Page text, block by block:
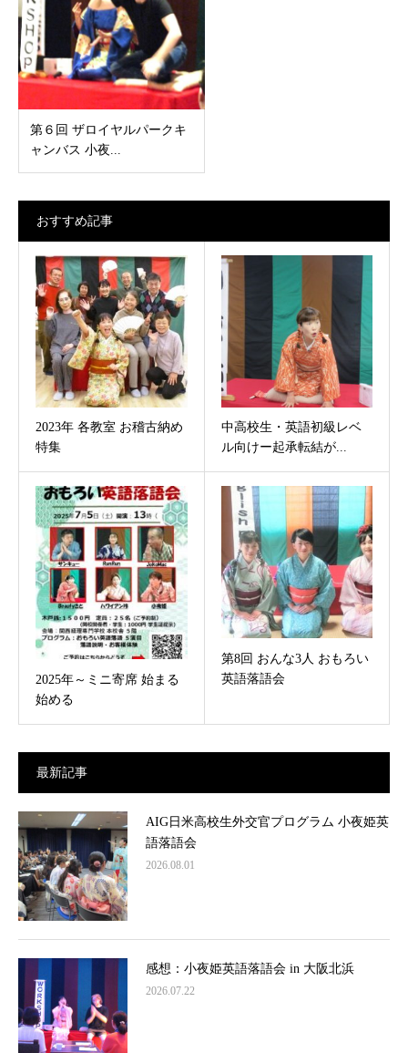
第６回 ザロイヤルパークキ
ャンバス 小夜...
おすすめ記事
2023年 各教室 お稽古納め
特集
中高校生・英語初級レベ
ル向けー起承転結が...
2025年～ミニ寄席 始まる
始める
第8回 おんな3人 おもろい
英語落語会
最新記事
AIG日米高校生外交官プログラム 小夜姫英
語落語会
2026.08.01
感想：小夜姫英語落語会 in 大阪北浜
2026.07.22